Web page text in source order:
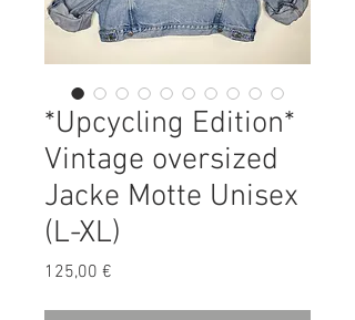
*Upcycling Edition*
Vintage oversized
Jacke Motte Unisex
(L-XL)
125,00 €